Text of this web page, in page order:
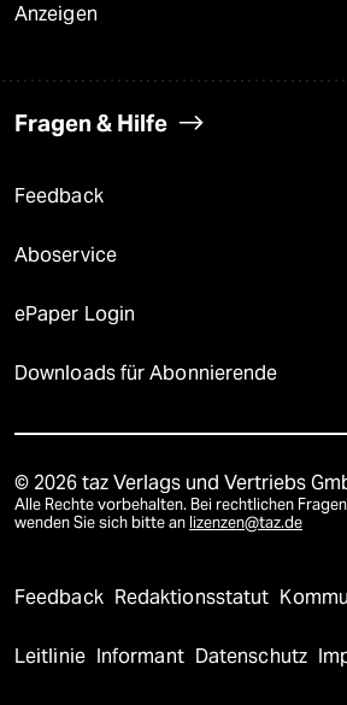
Anzeigen
Fragen & Hilfe
Feedback
Aboservice
ePaper Login
Downloads für Abonnierende
© 2026 taz Verlags und Vertriebs
Alle Rechte vorbehalten. Bei rechtlichen
wenden Sie sich bitte an lizenzen@taz.de
Feedback Redaktionsstatut
Leitlinie Informant Datenschutz